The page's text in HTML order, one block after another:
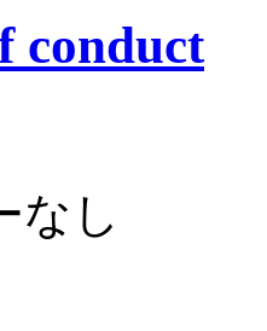
conduct
なし